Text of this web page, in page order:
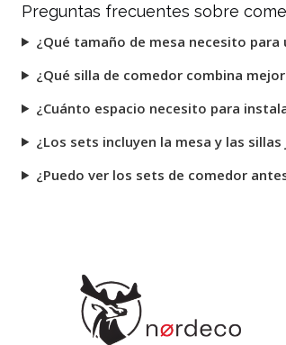
Preguntas frecuentes sobre
¿Qué tamaño de mesa necesito para
¿Qué silla de comedor combina
¿Cuánto espacio necesito para
¿Los sets incluyen la mesa y las
¿Puedo ver los sets de comedor